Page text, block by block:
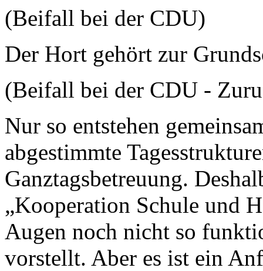
(Beifall bei der CDU)
Der Hort gehört zur
(Beifall bei der CDU -
Nur so entstehen
abgestimmte
Ganztagsbetreuung.
„Kooperation Schule und
Augen noch nicht so
vorstellt. Aber es ist ein